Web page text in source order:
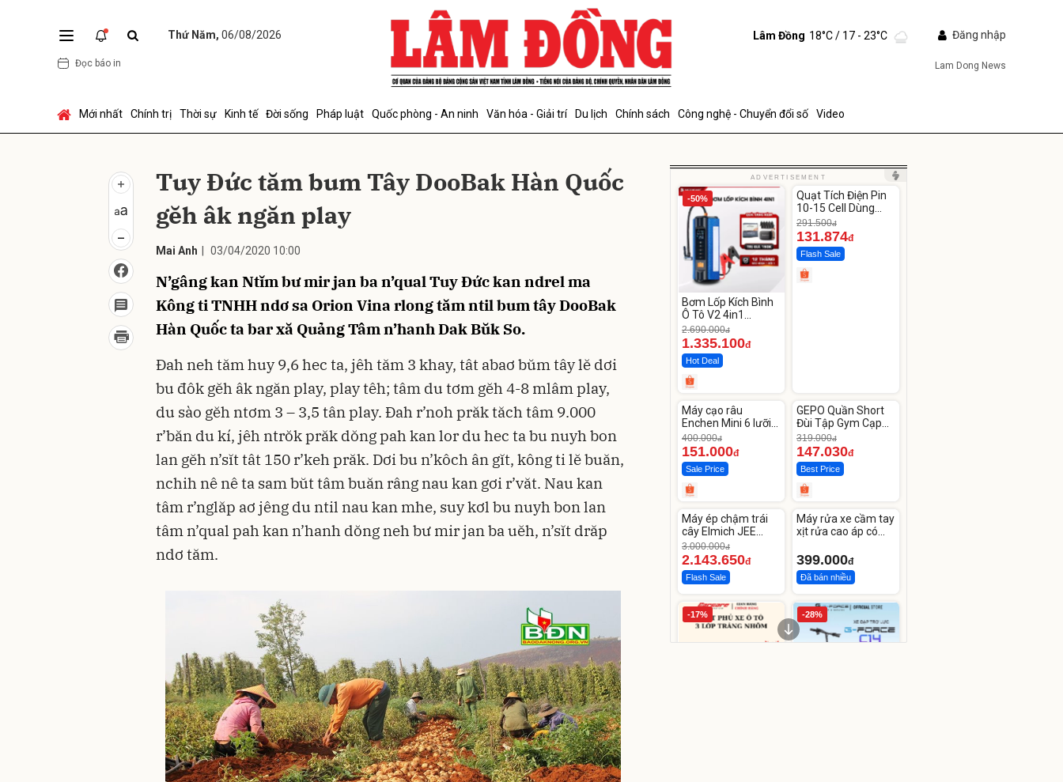
Thứ Năm, 06/08/2026
Đọc báo in
Lâm Đồng 18°C/ 17 - 23°C Đăng nhập
Lam Dong News
Mới nhất Chính trị Thời sự Kinh tế Đời sống Pháp luật Quốc phòng - An ninh Văn hóa - Giải trí Du lịch Chính sách Công nghệ - Chuyển đổi số Video
Tuy Ðức tăm bum Tây DooBak Hàn Quốc
gĕh âk ngăn play
Mai Anh 03/04/2020 10:00
N’gâng kan Ntĭm bư mir jan ba n’qual Tuy Ðức kan ndrel ma
Kông ti TNHH ndơ sa Orion Vina rlong tăm ntil bum tây DooBak
Hàn Quốc ta bar xă Quảng Tâm n’hanh Dak Bŭk So.
Ðah neh tăm huy 9,6 hec ta, jêh tăm 3 khay, tât abaơ bŭm tây lĕ dơi
bu đôk gĕh âk ngăn play, play têh; tâm du tơm gĕh 4-8 mlâm play,
du sào gĕh ntơm 3 – 3,5 tân play. Ðah r’noh prăk tăch tâm 9.000
r’băn du kí, jêh ntrŏk prăk dŏng pah kan lor du hec ta bu nuyh bon
lan gĕh n’sĭt tât 150 r’keh prăk. Dơi bu n’kôch ân gĭt, kông ti lĕ buăn,
nchih nê nê ta sam bŭt tâm buăn râng nau kan gơi r’văt. Nau kan
tâm r’nglăp aơ jêng du ntil nau kan mhe, suy kơl bu nuyh bon lan
tâm n’qual pah kan n’hanh dŏng neh bư mir jan ba uĕh, n’sĭt drăp
ndơ tăm.
ADVERTISEMENT
-50%
Bơm Lốp Kích Bình
Ô Tô V2 4in1
MEDICAR –
12.000mAh
2.690.000đ
1.335.100đ
Hot Deal
-54%
Unmute
Quạt Tích Điện Pin
10-15 Cell Dùng
Liên Tục 4-8H
291.500đ
131.874đ
Flash Sale
-62%
Máy cạo râu
Enchen Mini 6 lưỡi
dao kép mỏng
400.000đ
151.000đ
Sale Price
-53%
GEPO Quần Short
Đùi Tập Gym Cạp
Cao Lưng
319.000đ
147.030đ
Best Price
-28%
Máy ép chậm trái
cây Elmich JEE
1855OL
3.000.000đ
2.143.650đ
Flash Sale
Máy rửa xe cầm tay
xịt rửa cao áp có
399.000đ
Đã bán nhiều
-17% -28%
Gửi bình luận
Gửi